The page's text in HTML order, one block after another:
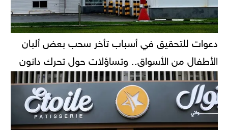
دعوات للتحقيق في أسباب تأخر سحب بعض ألبان
الأطفال من الأسواق.. وتساؤلات حول تحرك دانون